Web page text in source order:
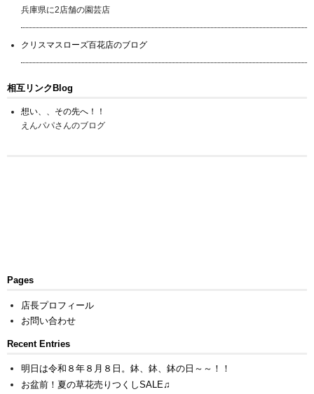
兵庫県に2店舗の園芸店
クリスマスローズ百花店のブログ
相互リンクBlog
想い、、その先へ！！
えんパパさんのブログ
Pages
店長プロフィール
お問い合わせ
Recent Entries
明日は令和８年８月８日。鉢、鉢、鉢の日～～！！
お盆前！夏の草花売りつくしSALE♫